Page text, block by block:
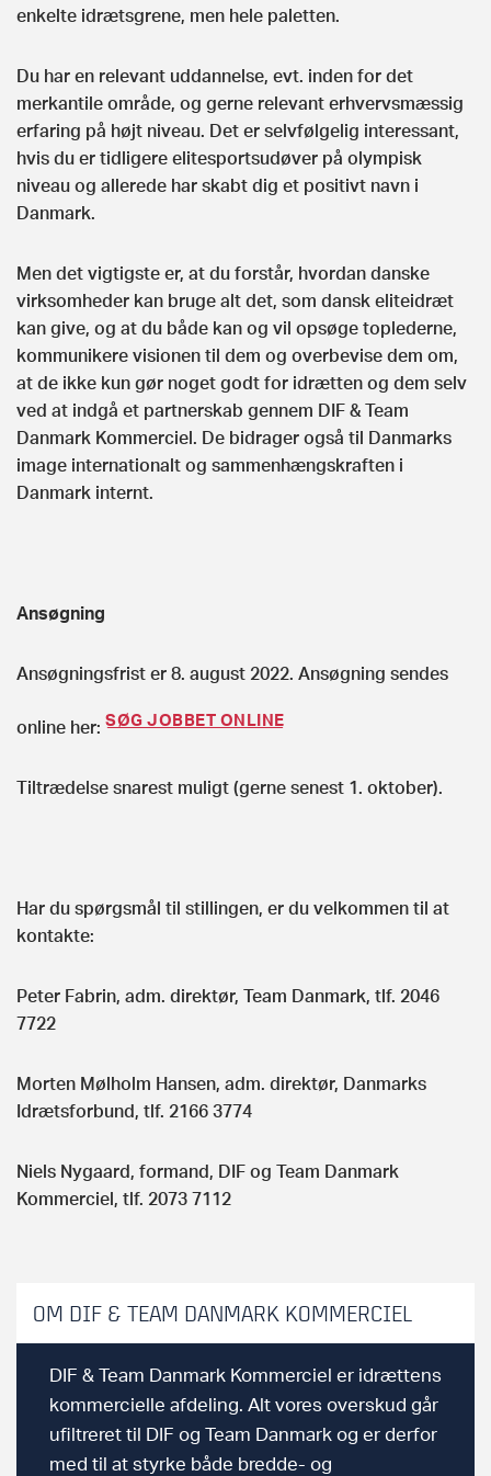
enkelte idrætsgrene, men hele paletten.
Du har en relevant uddannelse, evt. inden for det
merkantile område, og gerne relevant erhvervsmæssig
erfaring på højt niveau. Det er selvfølgelig interessant,
hvis du er tidligere elitesportsudøver på olympisk
niveau og allerede har skabt dig et positivt navn i
Danmark.
Men det vigtigste er, at du forstår, hvordan danske
virksomheder kan bruge alt det, som dansk eliteidræt
kan give, og at du både kan og vil opsøge toplederne,
kommunikere visionen til dem og overbevise dem om,
at de ikke kun gør noget godt for idrætten og dem selv
ved at indgå et partnerskab gennem DIF & Team
Danmark Kommerciel. De bidrager også til Danmarks
image internationalt og sammenhængskraften i
Danmark internt.
Ansøgning
Ansøgningsfrist er 8. august 2022. Ansøgning sendes
online her: SØG JOBBET ONLINE
Tiltrædelse snarest muligt (gerne senest 1. oktober).
Har du spørgsmål til stillingen, er du velkommen til at
kontakte:
Peter Fabrin, adm. direktør, Team Danmark, tlf. 2046
7722
Morten Mølholm Hansen, adm. direktør, Danmarks
Idrætsforbund, tlf. 2166 3774
Niels Nygaard, formand, DIF og Team Danmark
Kommerciel, tlf. 2073 7112
OM DIF & TEAM DANMARK KOMMERCIEL
DIF & Team Danmark Kommerciel er idrættens
kommercielle afdeling. Alt vores overskud går
ufiltreret til DIF og Team Danmark og er derfor
med til at styrke både bredde- og